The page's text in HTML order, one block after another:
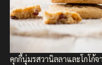
คุกกี้นุ่มรสวานิลลาและโกโ